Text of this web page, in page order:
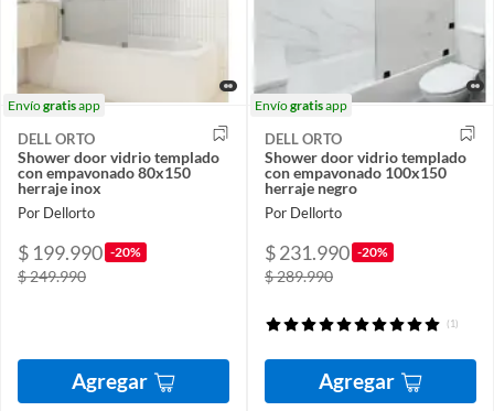
Envíogratisapp
DELL ORTO
Shower door vidrio templado
con empavonado 80x150
herraje inox
Por Dellorto
$ 199.990 -20%
$ 249.990
Agregar
Envíogratisapp
DELL ORTO
Shower door vidrio templado
con empavonado 100x150
herraje negro
Por Dellorto
$ 231.990 -20%
$ 289.990
(1)
Agregar